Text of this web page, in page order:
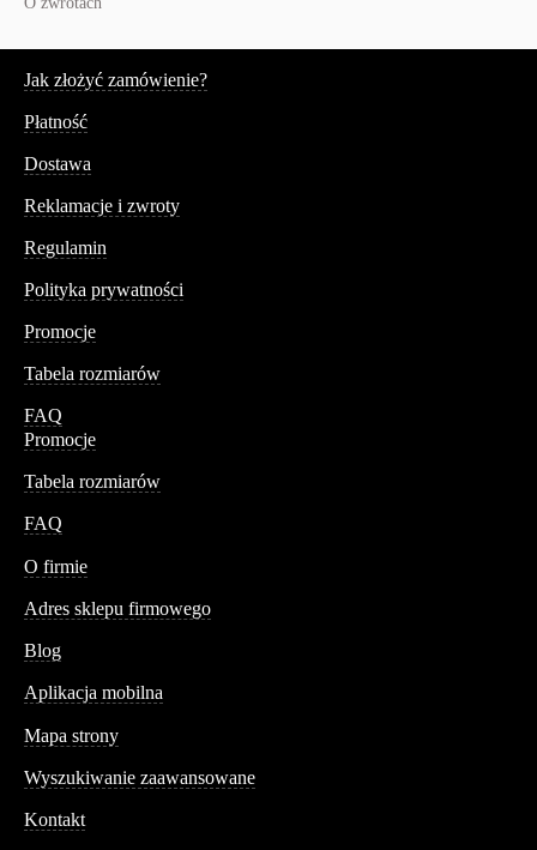
Jak złożyć zamówienie?
Płatność
Dostawa
Reklamacje i zwroty
Regulamin
Polityka prywatności
Promocje
Tabela rozmiarów
FAQ
Promocje
Tabela rozmiarów
FAQ
O firmie
Adres sklepu firmowego
Blog
Aplikacja mobilna
Mapa strony
Wyszukiwanie zaawansowane
Kontakt